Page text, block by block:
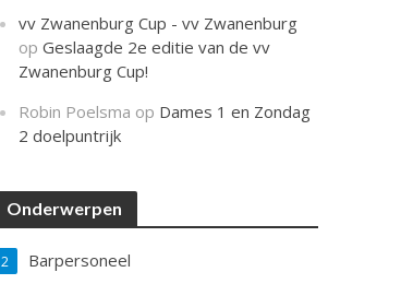
vv Zwanenburg Cup - vv Zwanenburg
opGeslaagde 2e editie van de vv
Zwanenburg Cup!
Robin Poelsma op Dames 1 en Zondag
2 doelpuntrijk
Onderwerpen
Barpersoneel
2